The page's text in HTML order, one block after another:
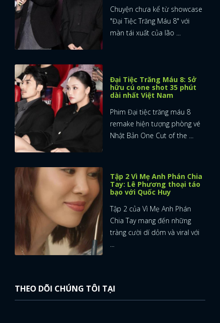
Chuyện chưa kể từ showcase
"Đại Tiệc Trăng Máu 8" với
màn tái xuất của lão ...
Đại Tiệc Trăng Máu 8: Sở
hữu cú one shot 35 phút
dài nhất Việt Nam
Phim Đại tiệc trăng máu 8
remake hiện tượng phòng vé
Nhật Bản One Cut of the ...
Tập 2 Vì Mẹ Anh Phán Chia
Tay: Lê Phương thoại táo
bạo với Quốc Huy
Tập 2 của Vì Mẹ Anh Phán
Chia Tay mang đến những
tràng cười dí dỏm và viral với
...
THEO DÕI CHÚNG TÔI TẠI